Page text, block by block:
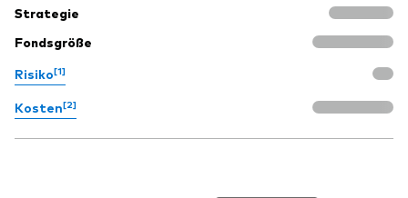
Strategie
Fondsgröße
Risiko[1]
Kosten[2]